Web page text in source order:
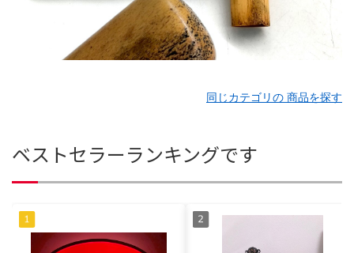
同じカテゴリの 商品を探す
ベストセラーランキングです